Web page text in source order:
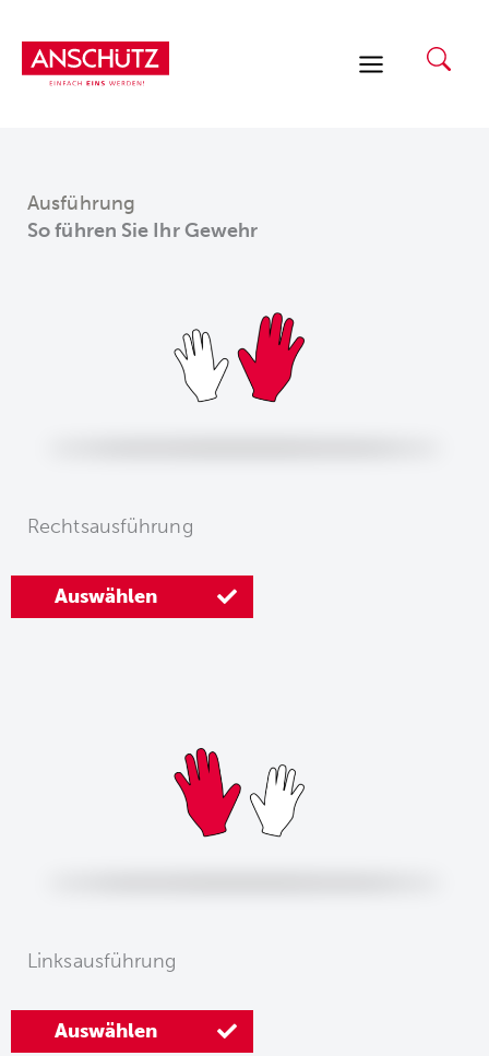
Inhalt
springen
Ausführung
So führen Sie Ihr Gewehr
Rechtsausführung
Auswählen
Linksausführung
Auswählen